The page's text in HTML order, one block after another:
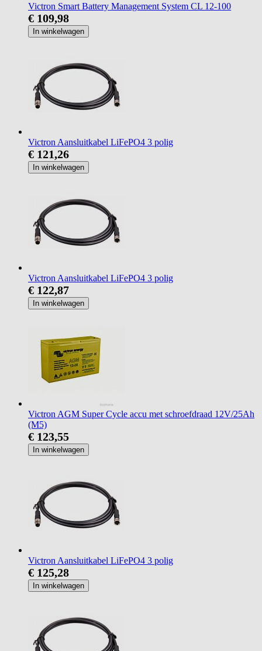
Victron Smart Battery Management System CL 12-100
€ 109,98
In winkelwagen
Victron Aansluitkabel LiFePO4 3 polig
€ 121,26
In winkelwagen
Victron Aansluitkabel LiFePO4 3 polig
€ 122,87
In winkelwagen
Victron AGM Super Cycle accu met schroefdraad 12V/25Ah
(M5)
€ 123,55
In winkelwagen
Victron Aansluitkabel LiFePO4 3 polig
€ 125,28
In winkelwagen